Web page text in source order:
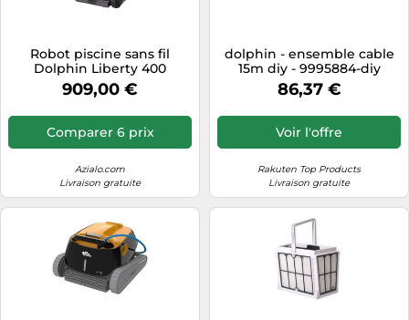
Robot piscine sans fil
Dolphin Liberty 400
connecté- recharge par
induction pour piscines
jusqu'à 10x5m
909,00 €
Comparer 6 prix
Azialo.com
Livraison gratuite
dolphin - ensemble cable
15m diy - 9995884-diy
86,37 €
Voir l'offre
Rakuten Top Products
Livraison gratuite